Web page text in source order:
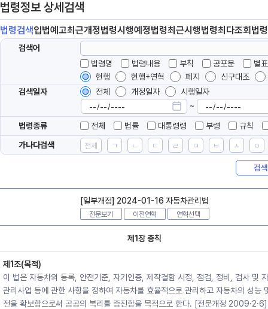
법령정보 상세검색
법령검색입법예고최근개정법령시행예정법령최근시행법령최다조회 법령
검색어
법령명
법령내용 부칙 공포문
별
현행
현행+연혁 폐지
신구대조
검색일자
전체 개정일자
시행일자
~
법령종류 전체 법률 대통령령 부령
규칙
가나다검색
전체 ㄱ ㄴ ㄷ ㄹ ㅁ ㅂ ㅅ ㅇ
검색
[일부개정] 2024-01-16 자동차관리법
전문보기 이전연혁 연혁선택
제1장 총칙
제1조(목적)
이 법은 자동차의 등록, 안전기준, 자기인증, 제작결함 시정, 점검, 정비, 검사 및
관리사업 등에 관한 사항을 정하여 자동차를 효율적으로 관리하고 자동차의 성능
전을 확보함으로써 공공의 복리를 증진함을 목적으로 한다. [전문개정 2009·2·6]